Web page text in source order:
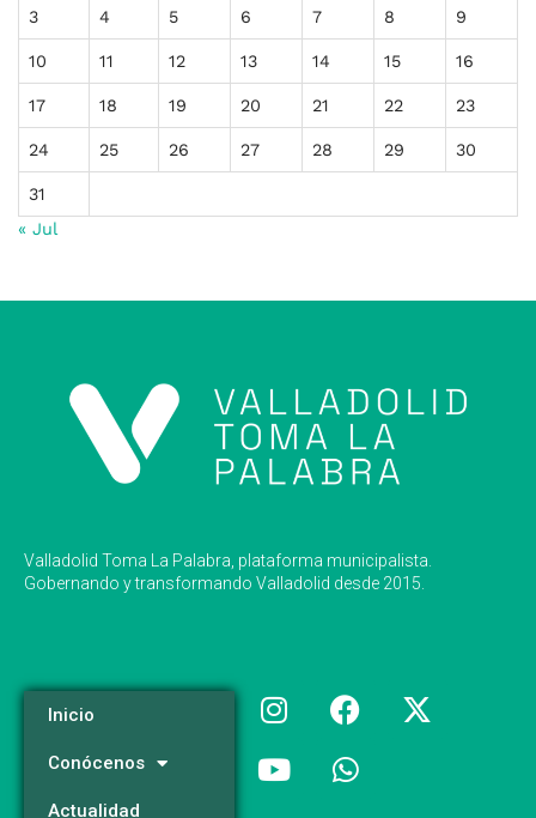
3 4 5 6 7 8 9
10 11 12 13 14 15 16
17 18 19 20 21 22 23
24 25 26 27 28 29 30
31
« Jul
Valladolid Toma La Palabra, plataforma municipalista.
Gobernando y transformando Valladolid desde 2015.
Inicio
Conócenos
Actualidad